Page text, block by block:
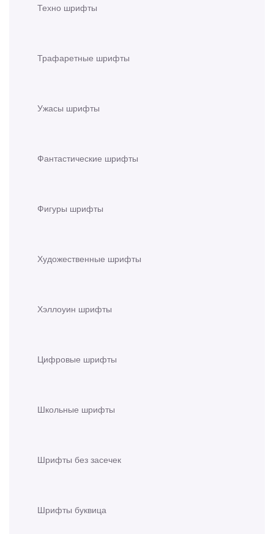
Техно шрифты
Трафаретные шрифты
Ужасы шрифты
Фантастические шрифты
Фигуры шрифты
Художественные шрифты
Хэллоуин шрифты
Цифровые шрифты
Школьные шрифты
Шрифты без засечек
Шрифты буквица